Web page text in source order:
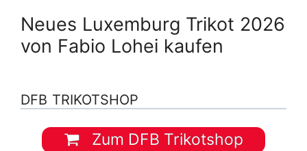
Neues Luxemburg Trikot 2026
von Fabio Lohei kaufen
DFB TRIKOTSHOP
Zum DFB Trikotshop